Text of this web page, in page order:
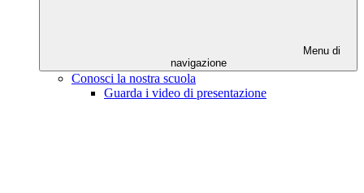
Menu di
navigazione
Conosci la nostra scuola
Guarda i video di presentazione